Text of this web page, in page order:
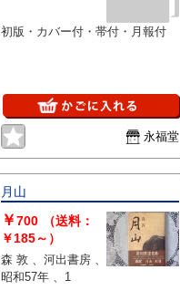
のは特に問題なく良好とお考え下
さい。:
初版・カバー付・帯付・月報付
永福堂
月山
￥700
（送料：
￥185～）
森 敦 、河出書房 、
昭和57年 、1